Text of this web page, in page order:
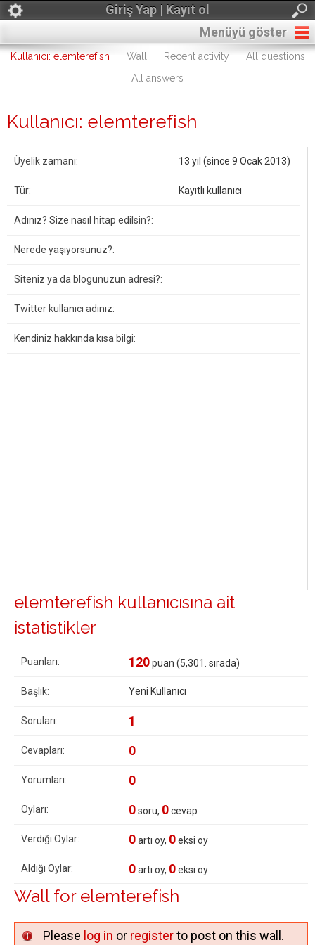
Giriş Yap | Kayıt ol
Menüyü göster
Kullanıcı: elemterefish Wall Recent activity
All questions
All answers
Kullanıcı: elemterefish
Üyelik zamanı: 13 yıl (since 9 Ocak 2013)
Tür: Kayıtlı kullanıcı
Adınız? Size nasıl hitap edilsin?:
Nerede yaşıyorsunuz?:
Siteniz ya da blogunuzun adresi?:
Twitter kullanıcı adınız:
Kendiniz hakkında kısa bilgi:
elemterefish kullanıcısına ait
istatistikler
Puanları: 120puan (5,301 . sırada)
Başlık: Yeni Kullanıcı
Soruları: 1
Cevapları: 0
Yorumları: 0
Oyları: 0soru, 0cevap
Verdiği Oylar: 0artı oy, 0eksi oy
Aldığı Oylar: 0artı oy, 0eksi oy
Wall for elemterefish
Please log in or registerto post on this wall.